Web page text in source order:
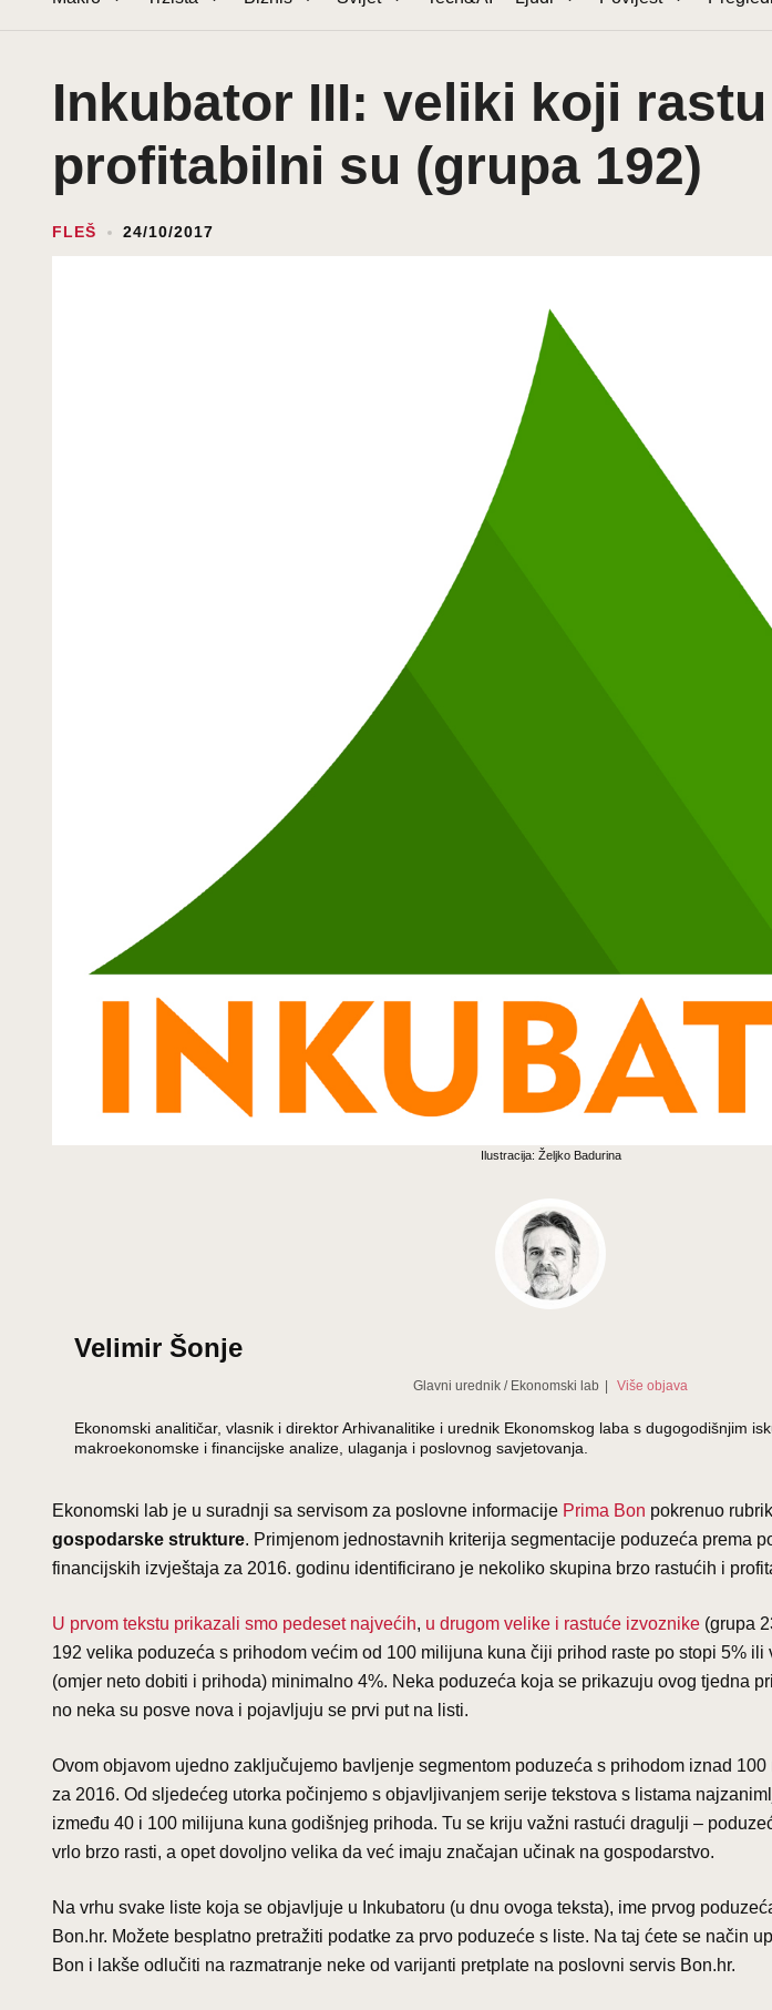
Inkubator III: veliki koji
profitabilni su (grupa 192)
FLEŠ 24/10/2017
Ilustracija: Željko Badurina
Velimir Šonje
Glavni urednik / Ekonomski lab Više objava
Ekonomski analitičar, vlasnik i direktor Arhivanalitike i urednik Ekonomskog laba s dugogodišnjim
makroekonomske i financijske analize, ulaganja i poslovnog savjetovanja.
Ekonomski lab je u suradnji sa servisom za poslovne informacije Prima Bon pokrenuo
gospodarske strukture. Primjenom jednostavnih kriterija segmentacije poduzeća prema
financijskih izvještaja za 2016. godinu identificirano je nekoliko skupina brzo rastućih i
U prvom tekstu prikazali smo pedeset najvećih, u drugom velike i rastuće izvoznike (grupa
192 velika poduzeća s prihodom većim od 100 milijuna kuna čiji prihod raste po stopi 5% ili
(omjer neto dobiti i prihoda) minimalno 4%. Neka poduzeća koja se prikazuju ovog tjedna
no neka su posve nova i pojavljuju se prvi put na listi.
Ovom objavom ujedno zaključujemo bavljenje segmentom poduzeća s prihodom iznad
za 2016. Od sljedećeg utorka počinjemo s objavljivanjem serije tekstova s listama
između 40 i 100 milijuna kuna godišnjeg prihoda. Tu se kriju važni rastući dragulji –
vrlo brzo rasti, a opet dovoljno velika da već imaju značajan učinak na gospodarstvo.
Na vrhu svake liste koja se objavljuje u Inkubatoru (u dnu ovoga teksta), ime prvog
Bon.hr. Možete besplatno pretražiti podatke za prvo poduzeće s liste. Na taj ćete se način
Bon i lakše odlučiti na razmatranje neke od varijanti pretplate na poslovni servis Bon.hr.